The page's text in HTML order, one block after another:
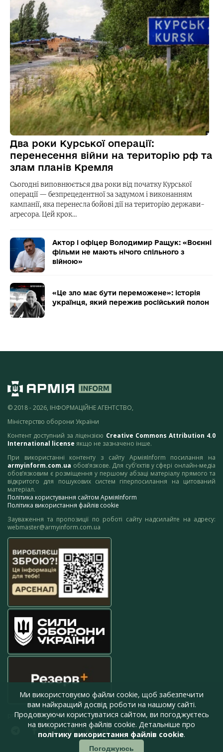
Два роки Курської операції:
перенесення війни на територію рф та
злам планів Кремля
Сьогодні виповнюється два роки від початку Курської
операції — безпрецедентної за задумом і виконанням
кампанії, яка перенесла бойові дії на територію держави-
агресора. Цей крок…
Актор і офіцер Володимир Ращук: «Воєнні
фільми не мають нічого спільного з
війною»
«Це зло має бути переможене»: історія
українця, який пережив російський полон
© 2018 - 2026, ІНФОРМАЦІЙНЕ АГЕНТСТВО,
Міністерство оборони України
Контент доступний за ліцензією Creative Commons Attribution 4.0
International license якщо не зазначено інше.
При використанні контенту з сайту АрміяInform посилання на
armyinform.com.ua обов’язкове. Для суб’єктів у сфері онлайн-медіа
обов’язковим є розміщення у першому абзаці матеріалу прямого та
відкритого для пошукових систем гіперпосилання на цитований
матеріал.
Політика користування сайтом АрміяInform
Політика використання файлів cookie
Зауваження та пропозиції по роботі сайту надсилайте на адресу:
webmaster@armyinform.com.ua
press@armyinform.com.ua
Ми використовуємо файли cookie, щоб забезпечити
вам найкращий досвід роботи на нашому сайті.
Продовжуючи користуватися сайтом, ви погоджуєтесь
на використання файлів cookie. Детальніше про
політику використання файлів cookie.
Погоджуюсь